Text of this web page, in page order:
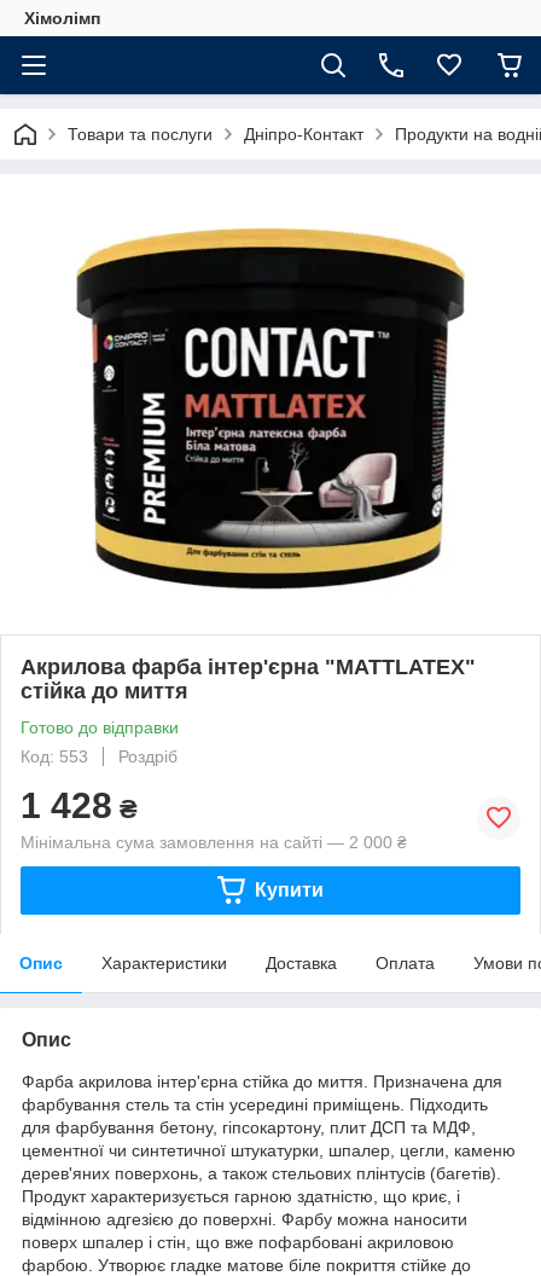
Хімолімп
Товари та послуги Дніпро-Контакт Продукти на
Акрилова фарба інтер'єрна "MATTLATEX"
стійка до миття
Готово до відправки
Код: 553
Роздріб
1 428 ₴
Мінімальна сума замовлення на сайті — 2 000 ₴
Купити
Опис Характеристики Доставка Оплата Умови
Опис
Фарба акрилова інтер'єрна стійка до миття. Призначена для
фарбування стель та стін усередині приміщень. Підходить
для фарбування бетону, гіпсокартону, плит ДСП та МДФ,
цементної чи синтетичної штукатурки, шпалер, цегли, каменю
дерев'яних поверхонь, а також стельових плінтусів (багетів).
Продукт характеризується гарною здатністю, що криє, і
відмінною адгезією до поверхні. Фарбу можна наносити
поверх шпалер і стін, що вже пофарбовані акриловою
фарбою. Утворює гладке матове біле покриття стійке до